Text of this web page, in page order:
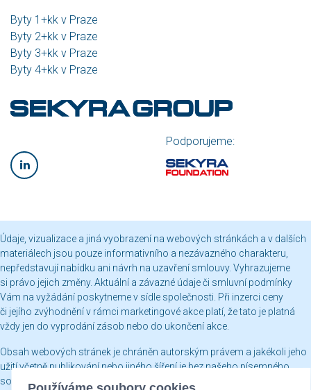
Byty 1+kk v Praze
Byty 2+kk v Praze
Byty 3+kk v Praze
Byty 4+kk v Praze
Podporujeme:
Údaje, vizualizace a jiná vyobrazení na webových stránkách a v dalších
materiálech jsou pouze informativního a nezávazného charakteru,
nepředstavují nabídku ani návrh na uzavření smlouvy. Vyhrazujeme
si právo jejich změny. Aktuální a závazné údaje či smluvní podmínky
Vám na vyžádání poskytneme v sídle společnosti. Při inzerci ceny
či jejího zvýhodnění v rámci marketingové akce platí, že tato je platná
vždy jen do vyprodání zásob nebo do ukončení akce.
Obsah webových stránek je chráněn autorským právem a jakékoli jeho
užití včetně publikování nebo jiného šíření je bez našeho písemného
souhlasu zakázáno.